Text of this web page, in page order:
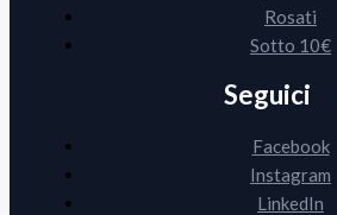
Rosati
Sotto 10€
Seguici
Facebook
Instagram
LinkedIn